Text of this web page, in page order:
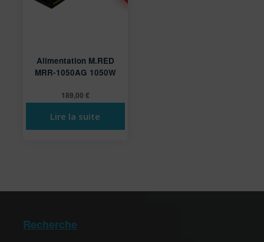
Alimentation M.RED
MRR-1050AG 1050W
189,00 €
Lire la suite
Recherche